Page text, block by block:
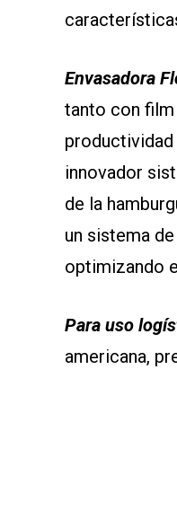
Envasadora
tanto con
productividad
innovador
de la
un sistema
optimizando
Para uso
americana,